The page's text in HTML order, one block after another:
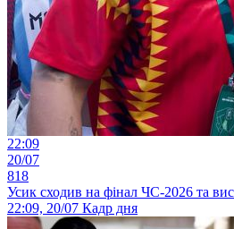
22:09
20/07
818
Усик сходив на фінал ЧС-2026 та
22:09, 20/07 Кадр дня